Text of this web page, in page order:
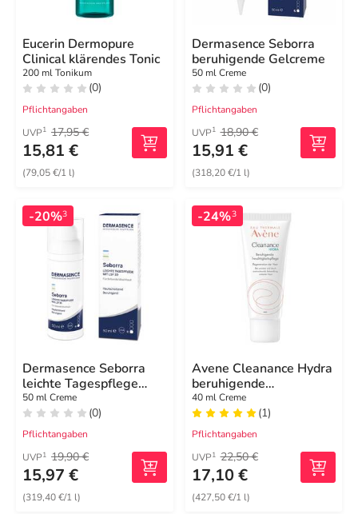
Eucerin Dermopure
Clinical klärendes Tonic
200 ml Tonikum
(0)
Pflichtangaben
UVP1 17,95 €
15,81 €
(79,05 €/1 l)
Dermasence Seborra
beruhigende Gelcreme
50 ml Creme
(0)
Pflichtangaben
UVP1 18,90 €
15,91 €
(318,20 €/1 l)
-20%3
Dermasence Seborra
leichte Tagespflege
Creme LSF 30
50 ml Creme
(0)
Pflichtangaben
UVP1 19,90 €
15,97 €
(319,40 €/1 l)
-24%3
Avene Cleanance Hydra
beruhigende
Feuchtigkeitspflege
40 ml Creme
(1)
Pflichtangaben
UVP1 22,50 €
17,10 €
(427,50 €/1 l)